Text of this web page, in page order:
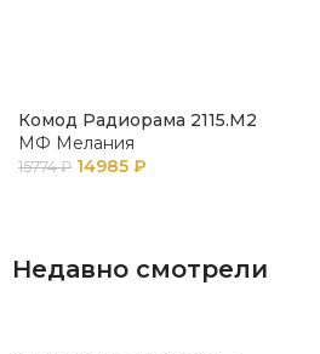
Комод Радиорама 2115.М2
МФ Мелания
15774₽ 14985 ₽
Недавно смотрели